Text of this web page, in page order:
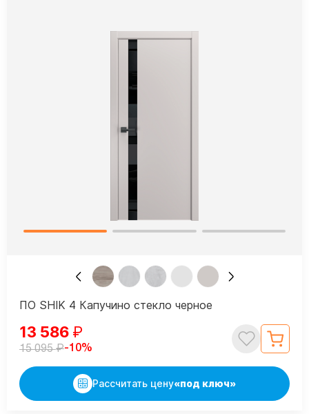
ПО SHIK 4 Капучино стекло черное
13 586 ₽
15 095₽-10%
Рассчитать цену«под ключ»